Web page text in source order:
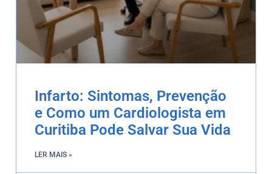
Infarto: Sintomas, Prevenção
e Como um Cardiologista em
Curitiba Pode Salvar Sua Vida
LER MAIS »